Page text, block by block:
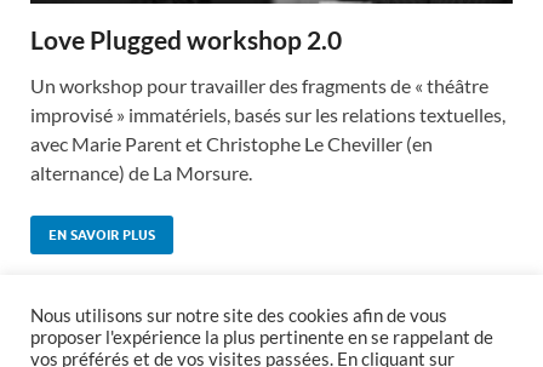
Love Plugged workshop 2.0
Un workshop pour travailler des fragments de « théâtre
improvisé » immatériels, basés sur les relations textuelles,
avec Marie Parent et Christophe Le Cheviller (en
alternance) de La Morsure.
EN SAVOIR PLUS
Nous utilisons sur notre site des cookies afin de vous
proposer l'expérience la plus pertinente en se rappelant de
vos préférés et de vos visites passées. En cliquant sur